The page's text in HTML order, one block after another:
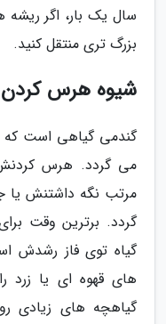
سال یک بار، اگر ریشه
بزرگ تری منتقل کنید.
شیوه هرس کردن
گندمی گیاهی است که
می گردد. هرس
مرتب نگه داشتنش یا
گردد. برترین وقت
گیاه توی فاز رشدش
های قهوه ای یا زرد
گیاهچه های زیادی